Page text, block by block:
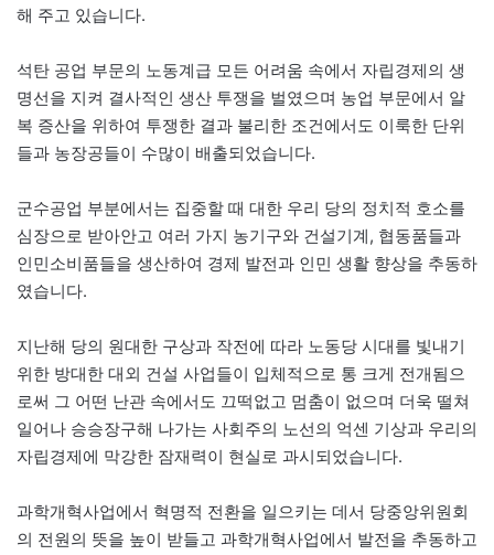
해 주고 있습니다.
석탄 공업 부문의 노동계급 모든 어려움 속에서 자립경제의 생
명선을 지켜 결사적인 생산 투쟁을 벌였으며 농업 부문에서 알
복 증산을 위하여 투쟁한 결과 불리한 조건에서도 이룩한 단위
들과 농장공들이 수많이 배출되었습니다.
군수공업 부분에서는 집중할 때 대한 우리 당의 정치적 호소를
심장으로 받아안고 여러 가지 농기구와 건설기계, 협동품들과
인민소비품들을 생산하여 경제 발전과 인민 생활 향상을 추동하
였습니다.
지난해 당의 원대한 구상과 작전에 따라 노동당 시대를 빛내기
위한 방대한 대외 건설 사업들이 입체적으로 통 크게 전개됨으
로써 그 어떤 난관 속에서도 끄떡없고 멈춤이 없으며 더욱 떨쳐
일어나 승승장구해 나가는 사회주의 노선의 억센 기상과 우리의
자립경제에 막강한 잠재력이 현실로 과시되었습니다.
과학개혁사업에서 혁명적 전환을 일으키는 데서 당중앙위원회
의 전원의 뜻을 높이 받들고 과학개혁사업에서 발전을 추동하고